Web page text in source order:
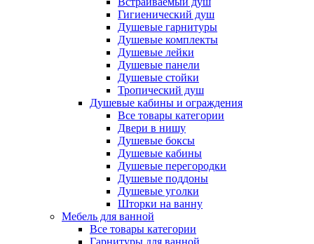
Гигиенический душ
Душевые гарнитуры
Душевые комплекты
Душевые лейки
Душевые панели
Душевые стойки
Тропический душ
Душевые кабины и ограждения
Все товары категории
Двери в нишу
Душевые боксы
Душевые кабины
Душевые перегородки
Душевые поддоны
Душевые уголки
Шторки на ванну
Мебель для ванной
Все товары категории
Гарнитуры для ванной